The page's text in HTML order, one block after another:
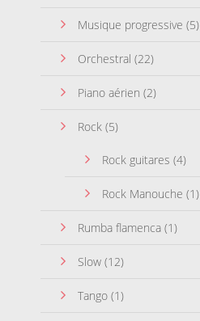
Musique progressive (5)
Orchestral (22)
Piano aérien (2)
Rock (5)
Rock guitares (4)
Rock Manouche (1)
Rumba flamenca (1)
Slow (12)
Tango (1)